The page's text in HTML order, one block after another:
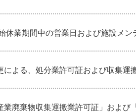
休業期間中の営業日および施設メン
による、処分業許可証および収集運
業廃棄物収集運搬業許可証」および